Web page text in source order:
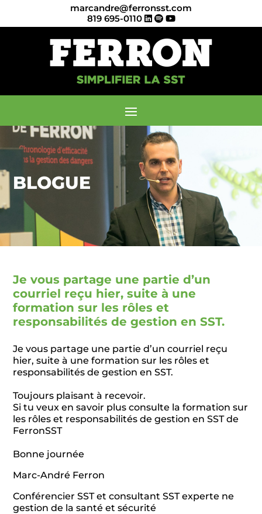
marcandre@ferronsst.com
819 695-0110
BLOGUE
Je vous partage une partie d’un
courriel reçu hier, suite à une
formation sur les rôles et
responsabilités de gestion en SST.
Je vous partage une partie d’un courriel reçu
hier, suite à une formation sur les rôles et
responsabilités de gestion en SST.
Toujours plaisant à recevoir.
Si tu veux en savoir plus consulte la formation sur
les rôles et responsabilités de gestion en SST de
FerronSST
Bonne journée
Marc-André Ferron
Conférencier SST et consultant SST experte ne
gestion de la santé et sécurité